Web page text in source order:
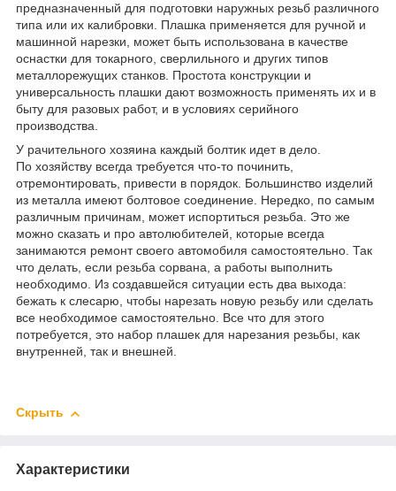
предназначенный для подготовки наружных резьб различного
типа или их калибровки. Плашка применяется для ручной и
машинной нарезки, может быть использована в качестве
оснастки для токарного, сверлильного и других типов
металлорежущих станков. Простота конструкции и
универсальность плашки дают возможность применять их и в
быту для разовых работ, и в условиях серийного
производства.
У рачительного хозяина каждый болтик идет в дело.
По хозяйству всегда требуется что-то починить,
отремонтировать, привести в порядок. Большинство изделий
из металла имеют болтовое соединение. Нередко, по самым
различным причинам, может испортиться резьба. Это же
можно сказать и про автолюбителей, которые всегда
занимаются ремонт своего автомобиля самостоятельно. Так
что делать, если резьба сорвана, а работы выполнить
необходимо. Из создавшейся ситуации есть два выхода:
бежать к слесарю, чтобы нарезать новую резьбу или сделать
все необходимое самостоятельно. Все что для этого
потребуется, это набор плашек для нарезания резьбы, как
внутренней, так и внешней.
Скрыть
Характеристики